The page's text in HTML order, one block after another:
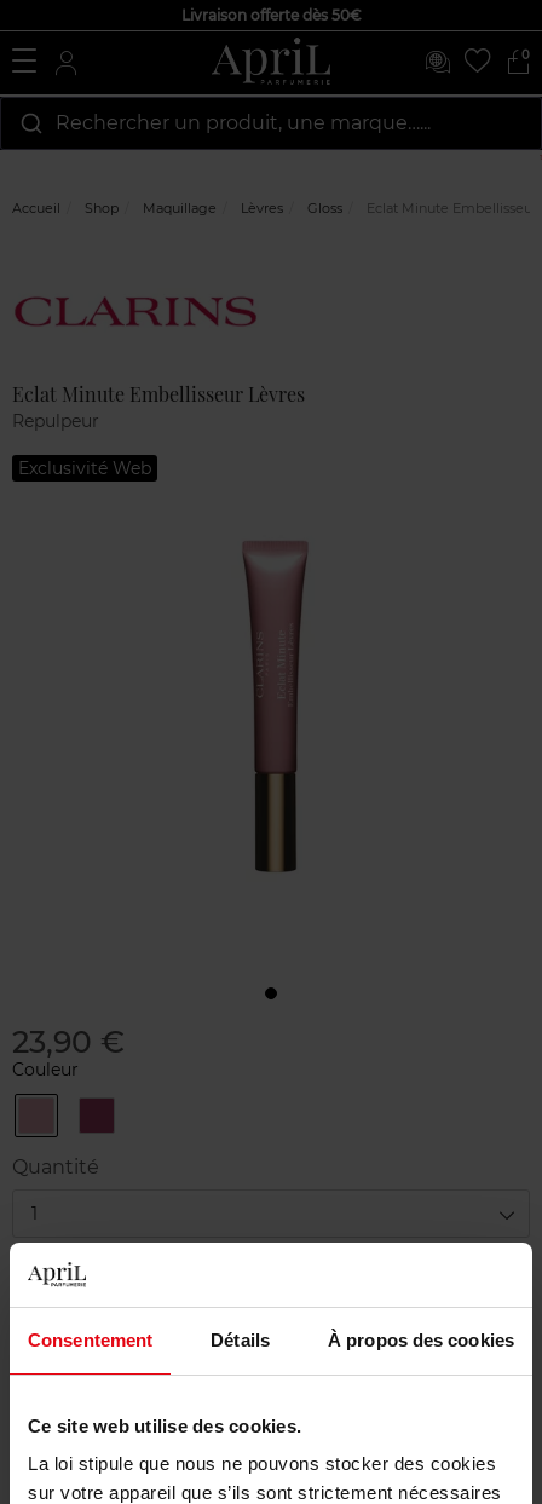
Consentement Détails À propos des cookies
Ce site web utilise des cookies.
La loi stipule que nous ne pouvons stocker des cookies
sur votre appareil que s’ils sont strictement nécessaires
Livraison offerte dès 50€
0
Rechercher un produit, une marque…...
Accueil Shop Maquillage Lèvres Gloss Eclat Minute Embellisseur
Eclat Minute Embellisseur Lèvres
Repulpeur
Exclusivité Web
23,90 €
Couleur
-
Toffee
Shimmer
-
Shimmer
Quantité
1
Livraison
En stock
Livraison gratuite à partir de 50€
Retour gratuit dans votre magasin